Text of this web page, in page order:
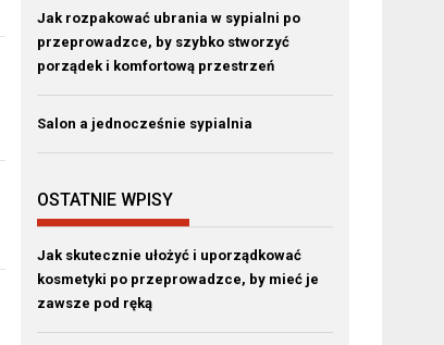
Jak rozpakować ubrania w sypialni po
przeprowadzce, by szybko stworzyć
porządek i komfortową przestrzeń
Salon a jednocześnie sypialnia
OSTATNIE WPISY
Jak skutecznie ułożyć i uporządkować
kosmetyki po przeprowadzce, by mieć je
zawsze pod ręką